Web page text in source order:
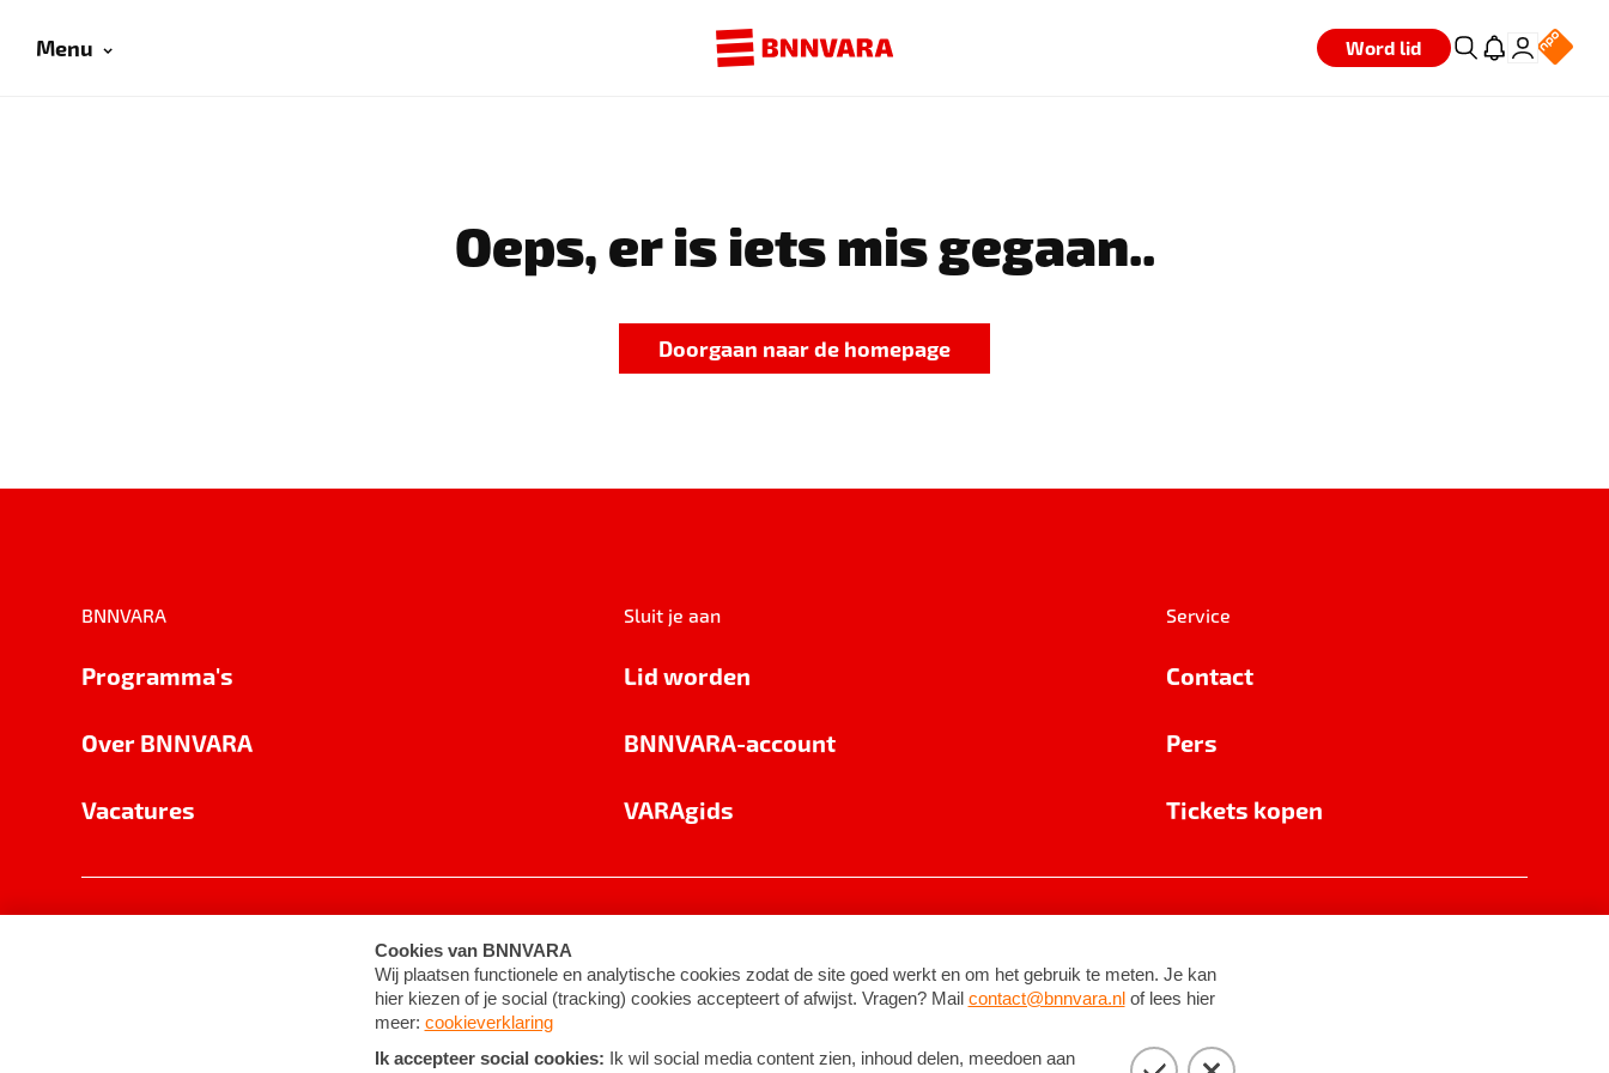
Menu Word lid
Oeps, er is iets mis gegaan..
Doorgaan naar de homepage
BNNVARA
Programma's
Over BNNVARA
Vacatures
Sluit je aan
Lid worden
BNNVARA-account
VARAgids
Service
Contact
Pers
Tickets kopen
Cookie-instellingen Algemene voorwaarden ©2026BNNVARA